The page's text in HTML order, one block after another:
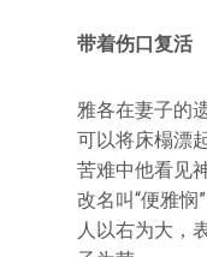
带着伤口复活
雅各在妻子的
可以将床榻漂
苦难中他看见
改名叫“便雅悯
人以右为大，